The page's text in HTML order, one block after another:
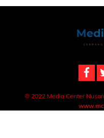
© 2022 Media Center